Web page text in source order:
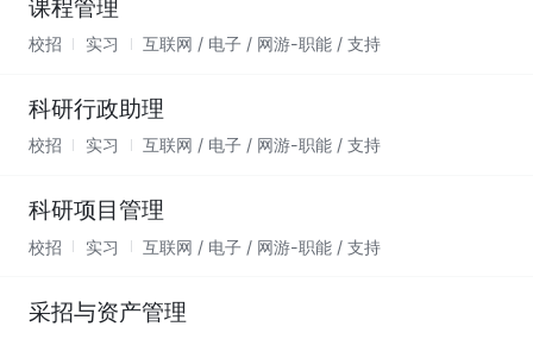
课程管理
校招 实习 互联网 / 电子 / 网游-职能 / 支持
科研行政助理
校招 实习 互联网 / 电子 / 网游-职能 / 支持
科研项目管理
校招 实习 互联网 / 电子 / 网游-职能 / 支持
采招与资产管理